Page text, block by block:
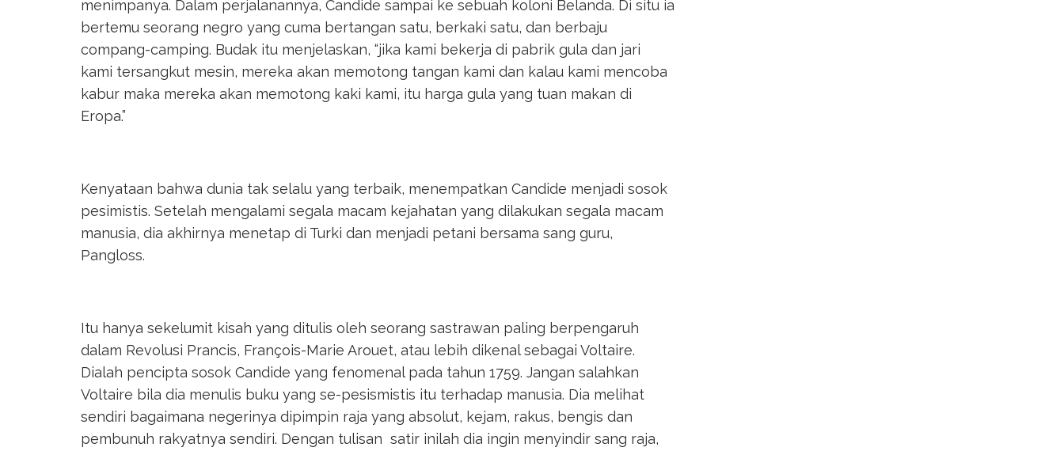
menimpanya. Dalam perjalanannya, Candide sampai ke sebuah koloni Belanda. Di situ ia
bertemu seorang negro yang cuma bertangan satu, berkaki satu, dan berbaju
compang-camping. Budak itu menjelaskan, “jika kami bekerja di pabrik gula dan jari
kami tersangkut mesin, mereka akan memotong tangan kami dan kalau kami mencoba
kabur maka mereka akan memotong kaki kami, itu harga gula yang tuan makan di
Eropa.”
Kenyataan bahwa dunia tak selalu yang terbaik, menempatkan Candide menjadi sosok
pesimistis. Setelah mengalami segala macam kejahatan yang dilakukan segala macam
manusia, dia akhirnya menetap di Turki dan menjadi petani bersama sang guru,
Pangloss.
Itu hanya sekelumit kisah yang ditulis oleh seorang sastrawan paling berpengaruh
dalam Revolusi Prancis, François-Marie Arouet, atau lebih dikenal sebagai Voltaire.
Dialah pencipta sosok Candide yang fenomenal pada tahun 1759. Jangan salahkan
Voltaire bila dia menulis buku yang se-pesismistis itu terhadap manusia. Dia melihat
sendiri bagaimana negerinya dipimpin raja yang absolut, kejam, rakus, bengis dan
pembunuh rakyatnya sendiri. Dengan tulisan satir inilah dia ingin menyindir sang raja,